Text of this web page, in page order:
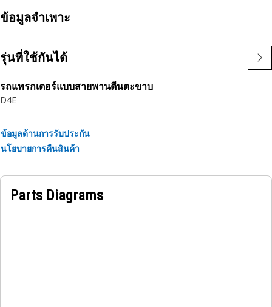
ข้อมูลจำเพาะ
รุ่นที่ใช้กันได้
รถแทรกเตอร์แบบสายพานตีนตะขาบ
D4E
ข้อมูลด้านการรับประกัน
นโยบายการคืนสินค้า
Parts Diagrams